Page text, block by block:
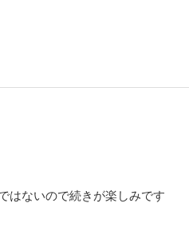
はないので続きが楽しみです